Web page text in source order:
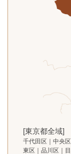
[東京都全域]
千代田区｜中央
東区｜品川区｜